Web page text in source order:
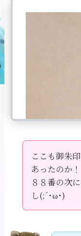
ここも御朱
あったのか
８８番の次
し(;´･ω･)